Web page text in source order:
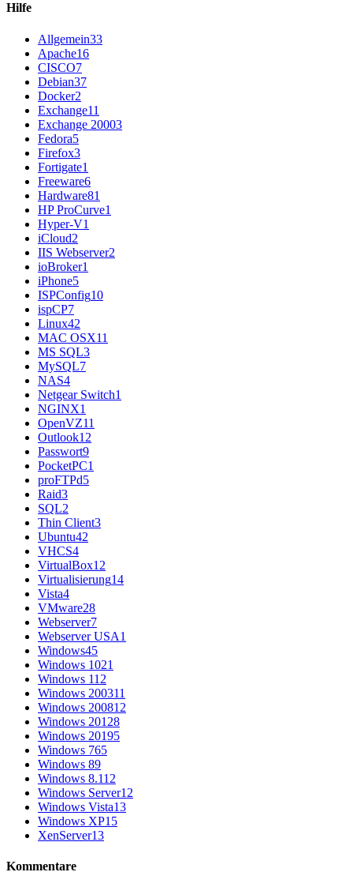
Hilfe
Allgemein33
Apache16
CISCO7
Debian37
Docker2
Exchange11
Exchange 20003
Fedora5
Firefox3
Fortigate1
Freeware6
Hardware81
HP ProCurve1
Hyper-V1
iCloud2
IIS Webserver2
ioBroker1
iPhone5
ISPConfig10
ispCP7
Linux42
MAC OSX11
MS SQL3
MySQL7
NAS4
Netgear Switch1
NGINX1
OpenVZ11
Outlook12
Passwort9
PocketPC1
proFTPd5
Raid3
SQL2
Thin Client3
Ubuntu42
VHCS4
VirtualBox12
Virtualisierung14
Vista4
VMware28
Webserver7
Webserver USA1
Windows45
Windows 1021
Windows 11 2
Windows 200311
Windows 200812
Windows 20128
Windows 20195
Windows 765
Windows 89
Windows 8.112
Windows Server12
Windows Vista13
Windows XP15
XenServer13
Kommentare